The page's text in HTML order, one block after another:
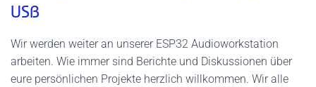
USB
Wir werden weiter an unserer ESP32 Audioworkstation
arbeiten. Wie immer sind Berichte und Diskussionen über
eure persönlichen Projekte herzlich willkommen. Wir alle